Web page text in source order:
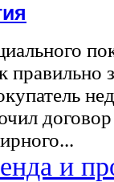
правильно
и